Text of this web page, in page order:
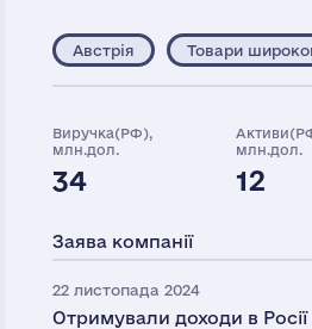
Австрія Товари
Виручка(РФ),
млн.дол.
34
млн.дол.
12
Заява компанії
22 листопада 2024
Отримували доходи в